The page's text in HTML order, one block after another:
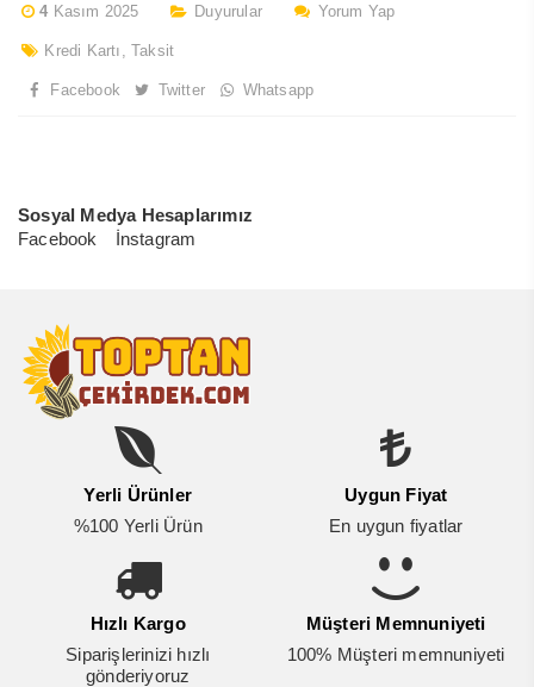
4 Kasım 2025 Duyurular Yorum Yap
Kredi Kartı Taksit
Facebook Twitter Whatsapp
Sosyal Medya Hesaplarımız
Facebook
İnstagram
Yerli Ürünler
%100 Yerli Ürün
Uygun Fiyat
En uygun fiyatlar
Hızlı Kargo
Siparişlerinizi hızlı
gönderiyoruz
Müşteri Memnuniyeti
100% Müşteri memnuniyeti